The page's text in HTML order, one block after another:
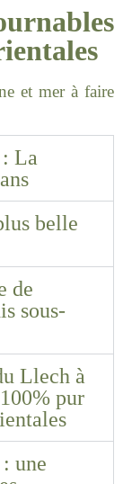
et mer à faire
La
belle
de
sous-
Llech à
pur
une